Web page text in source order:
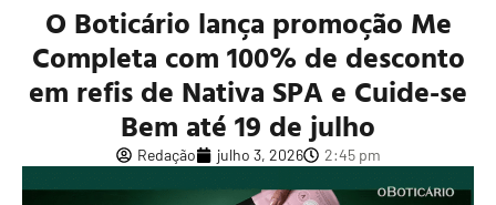
O Boticário lança promoção Me
Completa com 100% de desconto
em refis de Nativa SPA e Cuide-se
Bem até 19 de julho
Redação julho 3, 2026 2:45 pm